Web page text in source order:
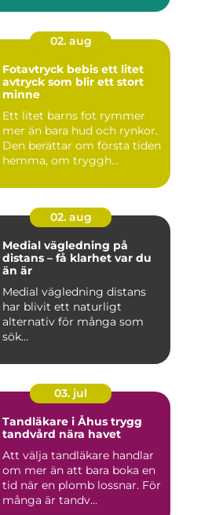
02. aug
Fotavtryck bebis ett litet
avtryck som blir ett stort
minne
Ett litet barns fot rymmer
mer än bara hud och rynkor.
Den berättar om första tiden
hemma, om tryggh...
02. aug
Medial vägledning på
distans – få klarhet var du
än är
Medial vägledning distans
har blivit ett naturligt
alternativ för många som
sök...
03. jul
Tandläkare i Åhus trygg
tandvård nära havet
Att välja tandläkare handlar
om mer än att bara boka en
tid när en plomb lossnar. För
många är tandv...